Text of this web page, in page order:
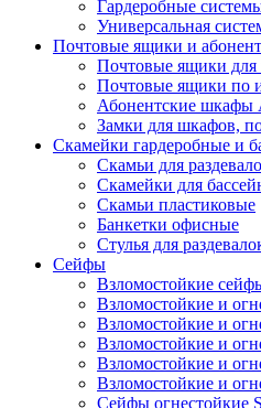
Гардеробные
Универсальная
Почтовые ящики и
Почтовые ящики для
Почтовые ящики по
Абонентские
Замки для шкафов,
Скамейки гардеробные и
Скамьи для
Скамейки для
Скамьи пластиковые
Банкетки офисные
Стулья для
Сейфы
Взломостойкие
Взломостойкие и
Взломостойкие и
Взломостойкие и
Взломостойкие и
Взломостойкие и
Сейфы огнестойкие